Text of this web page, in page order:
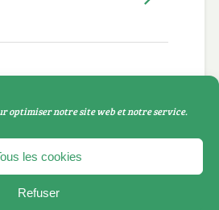
optimiser notre site web et notre service.
les cookies
Refuser